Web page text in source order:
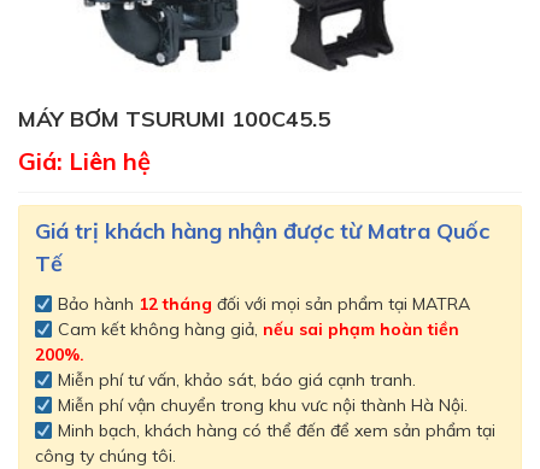
MÁY BƠM TSURUMI 100C45.5
Giá: Liên hệ
Giá trị khách hàng nhận được từ Matra Quốc
Tế
Bảo hành 12 tháng đối với mọi sản phẩm tại MATRA
Cam kết không hàng giả, nếu sai phạm hoàn tiền
200%.
Miễn phí tư vấn, khảo sát, báo giá cạnh tranh.
Miễn phí vận chuyển trong khu vưc nội thành Hà Nội.
Minh bạch, khách hàng có thể đến để xem sản phẩm tại
công ty chúng tôi.